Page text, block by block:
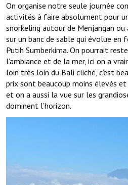
On organise notre seule journée
activités à faire absolument pour
snorkeling autour de Menjangan
sur un banc de sable qui évolue en
Putih Sumberkima. On pourrait
l’ambiance et de la mer, ici on a
loin très loin du Bali cliché, c’est
prix sont beaucoup moins élevés
et on a aussi la vue sur les
dominent l’horizon.